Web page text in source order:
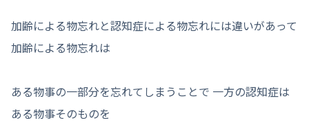
加齢による物忘れと認知症による物忘れには違いがあって
加齢による物忘れは
ある物事の一部分を忘れてしまうことで 一方の認知症は
ある物事そのものを